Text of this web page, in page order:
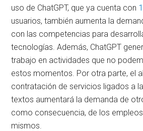
uso de ChatGPT, que ya cuenta con
usuarios, también aumenta la
con las competencias para
tecnologías. Además, ChatGPT
trabajo en actividades que no
estos momentos. Por otra parte, el
contratación de servicios ligados a
textos aumentará la demanda de
como consecuencia, de los
mismos.